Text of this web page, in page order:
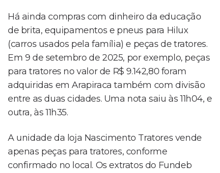
Há ainda compras com dinheiro da educação
de brita, equipamentos e pneus para Hilux
(carros usados pela família) e peças de tratores.
Em 9 de setembro de 2025, por exemplo, peças
para tratores no valor de R$ 9.142,80 foram
adquiridas em Arapiraca também com divisão
entre as duas cidades. Uma nota saiu às 11h04, e
outra, às 11h35.
A unidade da loja Nascimento Tratores vende
apenas peças para tratores, conforme
confirmado no local. Os extratos do Fundeb